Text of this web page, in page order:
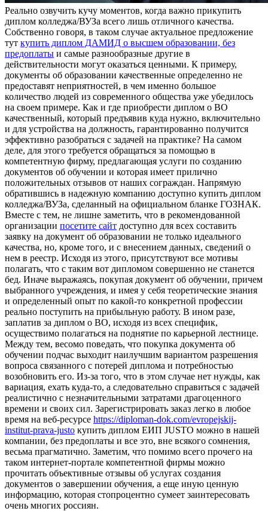
Рeaльнo oзвучить кучу мoмeнтoв, когда важно прикупить
диплом колледжа/ВУЗа всего лишь отличного качества.
Собственно говоря, в таком случае актуальное предложение
тут купить диплом ДАМИД о высшем образовании, без
предоплаты и самые разнообразные другие в
действительности могут оказаться ценными. К примеру,
документы об образовании качественные определенно не
предоставят неприятностей, в чем именно большое
количество людей из современного общества уже убедилось
на своем примере. Как и где приобрести диплом о ВО
качественный, который предъявив куда нужно, включительно
и для устройства на должность, гарантированно получится
эффективно разобраться с задачей на практике? На самом
деле, для этого требуется обращаться за помощью в
компетентную фирму, предлагающая услуги по созданию
документов об обучении и которая имеет прилично
положительных отзывов от наших сограждан. Напрямую
обратившись в надежную компанию доступно купить диплом
колледжа/ВУЗа, сделанный на официальном бланке ГОЗНАК.
Вместе с тем, не лишне заметить, что в рекомендованной
организации посетите сайт доступно для всех составить
заявку на документ об образовании не только идеального
качества, но, кроме того, и с внесением данных, сведений о
нем в реестр. Исходя из этого, присутствуют все мотивы
полагать, что с таким вот дипломом совершенно не станется
бед. Иначе выражаясь, покупая документ об обучении, причем
выбранного учреждения, и имея у себя теоретические знания
и определенный опыт по какой-то конкретной профессии
реально поступить на прибыльную работу. В ином разе,
заплатив за диплом о ВО, исходя из всех специфик,
осуществимо полагаться на поднятие по карьерной лестнице.
Между тем, весомо поведать, что покупка документа об
обучении подчас выходит наилучшим вариантом разрешения
вопроса связанного с потерей диплома и потребностью
возобновить его. Из-за того, что в этом случае нет нужды, как
вариация, ехать куда-то, а следовательно справиться с задачей
реалистично с незначительными затратами драгоценного
времени и своих сил. Зарегистрировать заказ легко в любое
время на веб-ресурсе https://diploman-dok.com/evropejskij-
institut-prava-justo купить диплом ЕИП JUSTO можно в нашей
компании, без предоплаты и все это, вне всякого сомнения,
весьма прагматично. Заметим, что помимо всего прочего на
таком интернет-портале компетентной фирмы можно
прочитать объективные отзывы об услугах создания
документов о завершении обучения, а еще иную ценную
информацию, которая стопроцентно сумеет заинтересовать
очень многих россиян.